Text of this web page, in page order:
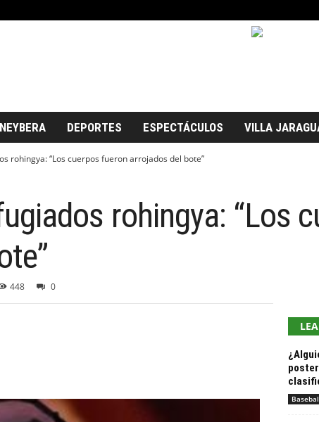
DEPORTES ESPECTÁCULOS VILLA
rohingya: “Los cuerpos fueron arrojados del bote”
rohingya: “Los
448 0